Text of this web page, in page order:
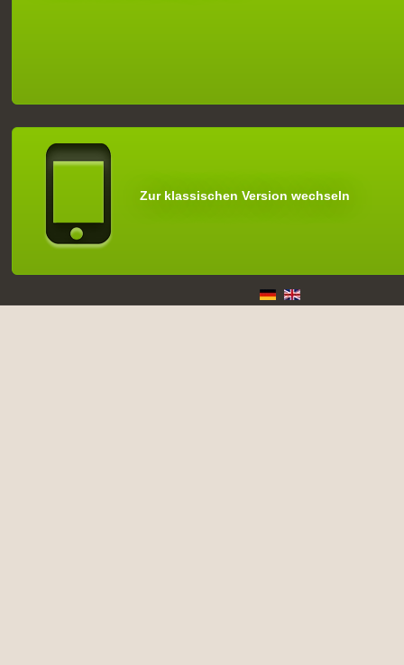
Zur klassischen Version wechseln